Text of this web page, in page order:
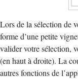
Lors de la sélection de
forme d’une petite
valider votre sélection,
(en haut à droite). La
autres fonctions de